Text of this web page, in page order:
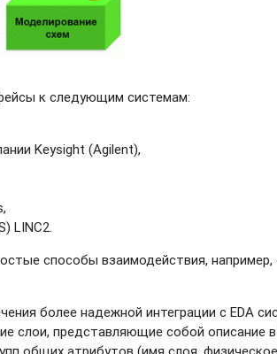
к следующим системам:
Keysight (Agilent),
LINC2.
способы взаимодействия,
более надежной интеграции с EDA
слои, представляющие собой описание